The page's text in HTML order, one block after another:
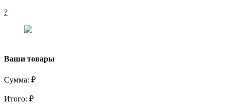
?
Ваши товары
Сумма: ₽
Итого: ₽